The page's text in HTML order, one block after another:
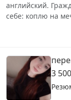
английский.
себе: коплю на
3